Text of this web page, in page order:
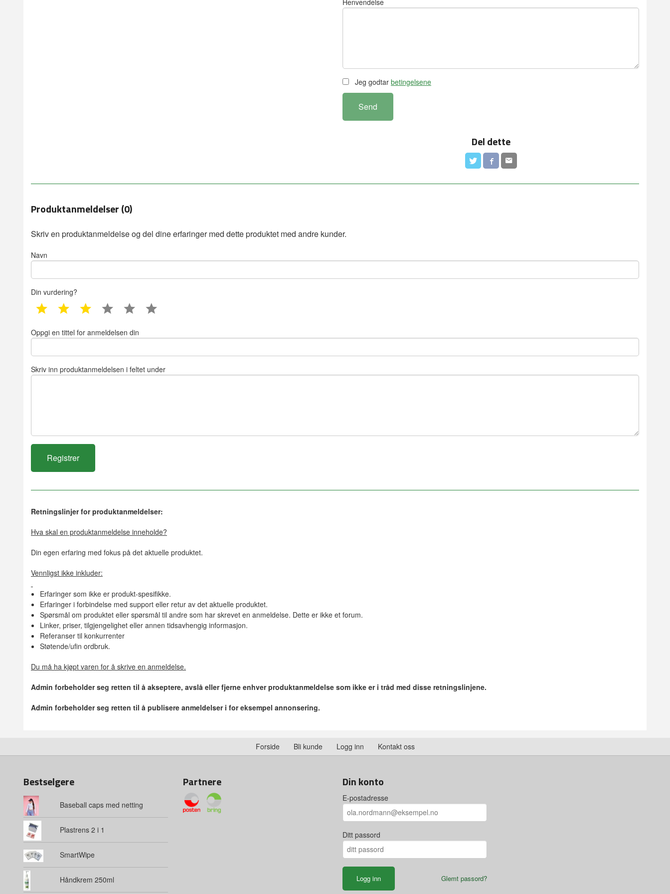
Henvendelse
Jeg godtar betingelsene
Send
Del dette
Produktanmeldelser (0)
Skriv en produktanmeldelse og del dine erfaringer med dette produktet med andre kunder.
Navn
Din vurdering?
1 star 2 star 3 star 4 star 5 star
Oppgi en tittel for anmeldelsen din
Skriv inn produktanmeldelsen i feltet under
Retningslinjer for produktanmeldelser:
Hva skal en produktanmeldelse inneholde?
Din egen erfaring med fokus på det aktuelle produktet.
Vennligst ikke inkluder:
Erfaringer som ikke er produkt-spesifikke.
Erfaringer i forbindelse med support eller retur av det aktuelle produktet.
Spørsmål om produktet eller spørsmål til andre som har skrevet en anmeldelse. Dette er ikke et forum.
Linker, priser, tilgjengelighet eller annen tidsavhengig informasjon.
Referanser til konkurrenter
Støtende/ufin ordbruk.
Du må ha kjøpt varen for å skrive en anmeldelse.
Admin forbeholder seg retten til å akseptere, avslå eller fjerne enhver produktanmeldelse som ikke er i tråd med disse retningslinjene.
Admin forbeholder seg retten til å publisere anmeldelser i for eksempel annonsering.
Forside Bli kunde Logg inn Kontakt oss
Bestselgere
Baseball caps med netting
Plastrens 2 i 1
SmartWipe
Håndkrem 250ml
Partnere Din konto
E-postadresse
Ditt passord
Glemt passord?